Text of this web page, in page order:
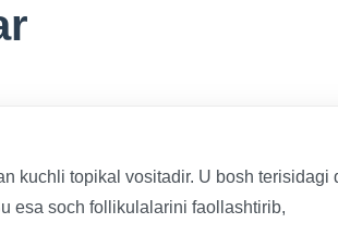
kuchli topikal vositadir. U bosh terisidagi
esa soch follikulalarini faollashtirib,